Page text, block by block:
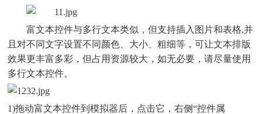
富文本控件与多行文本类似，但支持插入图片和表格,并
且对不同文字设置不同颜色、大小、粗细等，可让文本排版
效果更丰富多彩，但占用资源较大，如无必要，请尽量使用
多行文本控件。
1)拖动富文本控件到模拟器后，点击它，右侧“控件属